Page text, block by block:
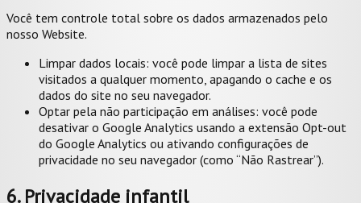
Você tem controle total sobre os dados armazenados pelo
nosso Website.
Limpar dados locais: você pode limpar a lista de sites
visitados a qualquer momento, apagando o cache e os
dados do site no seu navegador.
Optar pela não participação em análises: você pode
desativar o Google Analytics usando a extensão Opt-out
do Google Analytics ou ativando configurações de
privacidade no seu navegador (como “Não Rastrear”).
6. Privacidade infantil